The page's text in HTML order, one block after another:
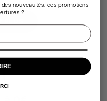
nouveautés, des promotions
?